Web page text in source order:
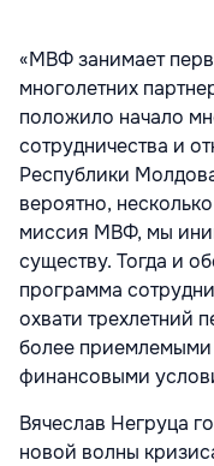
«МВФ занимает
многолетних
положило начало
сотрудничества и
Республики
вероятно,
миссия МВФ, мы
существу. Тогда и
программа
охвати трехлетний
более
финансовыми
Вячеслав Негруца
новой волны